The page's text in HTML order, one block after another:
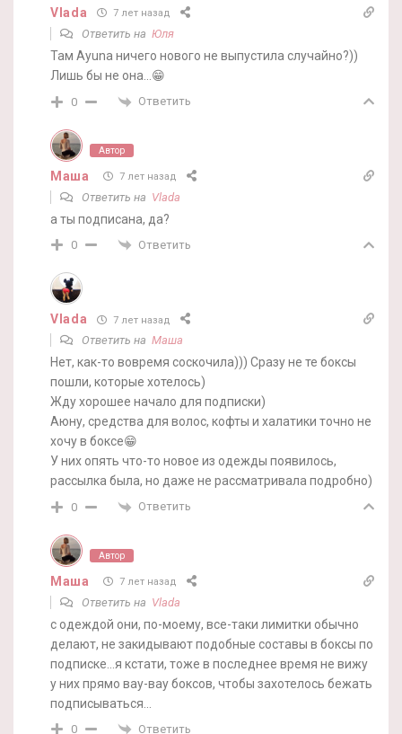
Vlada 7 лет назад
Ответить на Юля
Там Ayuna ничего нового не выпустила случайно?))
Лишь бы не она…😁
0 Ответить
Автор
Маша 7 лет назад
Ответить на Vlada
а ты подписана, да?
0 Ответить
Vlada 7 лет назад
Ответить на Маша
Нет, как-то вовремя соскочила))) Сразу не те боксы
пошли, которые хотелось)
Жду хорошее начало для подписки)
Аюну, средства для волос, кофты и халатики точно не
хочу в боксе😁
У них опять что-то новое из одежды появилось,
рассылка была, но даже не рассматривала подробно)
0 Ответить
Автор
Маша 7 лет назад
Ответить на Vlada
с одеждой они, по-моему, все-таки лимитки обычно
делают, не закидывают подобные составы в боксы по
подписке…я кстати, тоже в последнее время не вижу
у них прямо вау-вау боксов, чтобы захотелось бежать
подписываться…
0 Ответить